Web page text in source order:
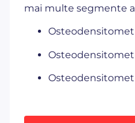
mai multe segmente